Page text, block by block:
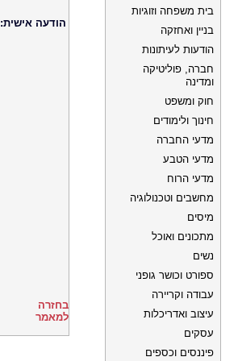
הודעה אישית:
בחזרה
למאמר
בית משפחה וזוגיות
בניין ואחזקה
הודעות לעיתונות
חברה, פוליטיקה
ומדינה
חוק ומשפט
חינוך ולימודים
מדעי החברה
מדעי הטבע
מדעי הרוח
מחשבים וטכנולוגיה
מיסים
מתכונים ואוכל
נשים
ספורט וכושר גופני
עבודה וקריירה
עיצוב ואדריכלות
עסקים
פיננסים וכספים